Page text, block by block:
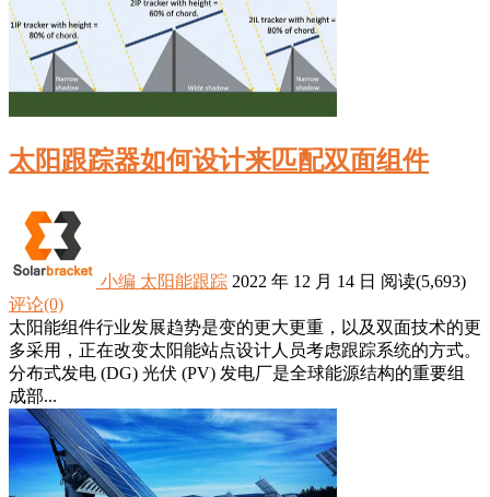
太阳跟踪器如何设计来匹配双面组件
小编 太阳能跟踪 2022 年 12 月 14 日 阅读(5,693)
评论(0)
太阳能组件行业发展趋势是变的更大更重，以及双面技术的更
多采用，正在改变太阳能站点设计人员考虑跟踪系统的方式。
分布式发电 (DG) 光伏 (PV) 发电厂是全球能源结构的重要组
成部...